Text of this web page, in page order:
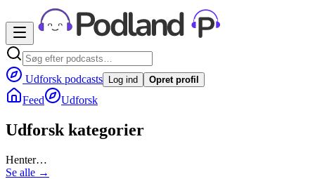
Udforsk podcasts Log ind Opret profil
Feed Udforsk
Udforsk kategorier
Henter…
Se alle →